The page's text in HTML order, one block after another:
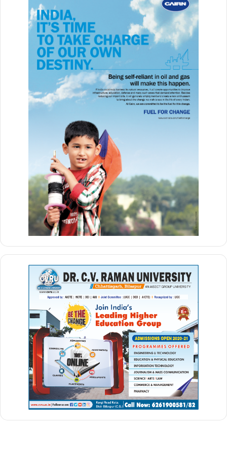
प्रधानमंत्री ने पिछले 10 वर्षों में कश्मीर में हुए विकास के बारे में चर्चा करते हुए कहा
कि कश्मीर घाटी में हुए हाल के बदलावों को पूरी दुनिया देख रही है। जी-20 शिखर
सम्मेलन के दौरान घाटी के लोगों के आतिथ्य की प्रशंसा की जा रही है। उन्होंने
कहा कि घाटी में जी-20 शिखर सम्मेलन जैसे वैश्विक कार्यक्रम के आयोजन से
कश्मीर के लोगों को गर्व महसूस हो रहा है। लाल चौक पर देर शाम तक बच्चों को
खेलते देखना हर भारतीय के दिल को खुशियों से भर देता है। इसी तरह घाटी के
चहल-पहल भरे बाजारों में भी हर किसी के चेहरे पर रौनक आ जाती है। इस साल
मार्च में डल झील के पास आयोजित स्पोर्ट्स कार शो को याद करते हुए श्री मोदी ने
कहा कि पूरी दुनिया ने उस कार्यक्रम को देखा, जो घाटी में हुई प्रगति का प्रमाण
है। उन्होंने बताया कि किस तरह कश्मीर में पर्यटन चर्चा का विषय बन गया है।
उन्होंने कहा कि कल होने वाला अंतर्राष्ट्रीय योग दिवस कार्यक्रम यहां और भी
अधिक पर्यटकों को आकर्षित करेगा। उपराज्यपाल सिन्हा का हवाला देते हुए
प्रधानमंत्री ने कहा कि घाटी में 2 करोड़ से अधिक पर्यटकों का आना अपने आप में
एक रिकॉर्ड है और स्थानीय अर्थव्यवस्था में महत्वपूर्ण योगदान देता है।
में लगा हूं कि पिछली पीढ़ी के दुखों से बाहर निकलने का रास्ता मिल सके। हम दिल
की या दिल्ली की सभी दूरियों को खत्म करने का हर संभव प्रयास कर रहे हैं।”
उन्होंने लोकतंत्र को हर परिवार और हर व्यक्ति तक पहुंचाने के लिए सामूहिक
प्रयासों की आवश्यकता पर जोर दिया। उन्होंने कहा कि केंद्रीय सहायता का हर
पैसा जम्मू-कश्मीर के लोगों के कल्याण पर खर्च किया जाता है। प्रधानमंत्री ने
कहा, “जम्मू-कश्मीर के लोगों द्वारा अपने प्रतिनिधि का चयन करने और उनके
माध्यम से अपनी समस्याओं का समाधान करने से बेहतर क्या हो सकता है। इसलिए
विधानसभा चुनाव की तैयारियां शुरू हो गई हैं। वह दिन दूर नहीं जब आप अपने वोट
से जम्मू-कश्मीर की नई सरकार चुनेंगे। वह दिन जल्द ही आएगा जब जम्मू-कश्मीर
एक बार फिर एक राज्य के रूप में अपना भविष्य गढ़ेगा।”
प्रधानमंत्री ने 1,500 करोड़ रुपये से अधिक की प्रमुख विकास परियोजनाओं और